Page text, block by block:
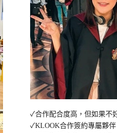
✓合作配合度高，但如果不
✓KLOOK合作簽約專屬夥伴